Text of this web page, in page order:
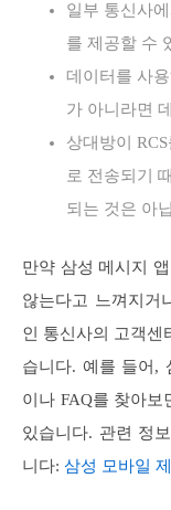
일부 통신사
를 제공할 수
데이터를 사
가 아니라면
상대방이
로 전송되기
되는 것은 아
만약 삼성 메시지
않는다고 느껴지거
인 통신사의 고객센
습니다. 예를 들어,
이나 FAQ를 찾아보
있습니다. 관련 정
니다: 삼성 모바일